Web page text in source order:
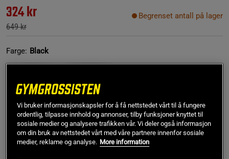
324 kr
649 kr
Begrenset antall på lager
Farge: Black
Vi bruker informasjonskapsler for å få nettstedet vårt til å fungere
ordentlig, tilpasse innhold og annonser, tilby funksjoner knyttet til
sosiale medier og analysere trafikken vår. Vi deler også informasjon
om din bruk av nettstedet vårt med våre partnere innenfor sosiale
medier, reklame og analyse. More information